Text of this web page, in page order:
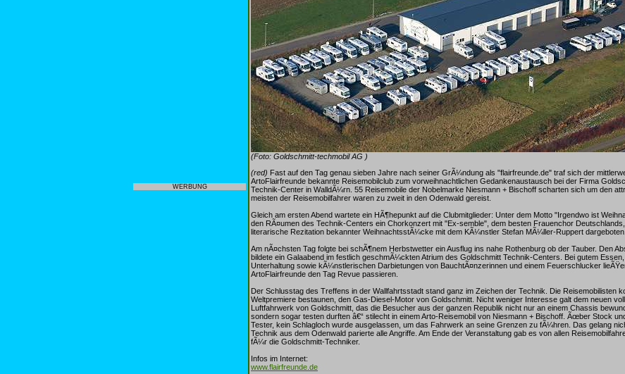
WERBUNG
(Foto: Goldschmitt-techmobil AG )
(red) Fast auf den Tag genau sieben Jahre nach seiner GrÃ¼ndung als "flairfreunde.de" traf sich der
ArtoFlairfreunde bekannte Reisemobilclub zum vorweihnachtlichen Gedankenaustausch bei der Firma
Technik-Center in WalldÃ¼rn. 55 Reisemobile der Nobelmarke Niesmann + Bischoff scharten sich um den
meisten der Reisemobilfahrer waren zu zweit in den Odenwald gereist.
Gleich am ersten Abend wartete ein HÃ¶hepunkt auf die Clubmitglieder: Unter dem Motto "Irgendwo ist
den RÃ¤umen des Technik-Centers ein Chorkonzert mit "Ex-semble", dem besten Frauenchor
literarische Rezitation bekannter WeihnachtsstÃ¼cke mit dem KÃ¼nstler Stefan MÃ¼ller-Ruppert dargeboten.
Am nÃ¤chsten Tag folgte bei schÃ¶nem Herbstwetter ein Ausflug ins nahe Rothenburg ob der Tauber. Den
bildete ein Galaabend im festlich geschmÃ¼ckten Atrium des Goldschmitt Technik-Centers. Bei gutem
Unterhaltung sowie kÃ¼nstlerischen Darbietungen von BauchtÃ¤nzerinnen und einem Feuerschlucker
ArtoFlairfreunde den Tag Revue passieren.
Der Schlusstag des Treffens in der Wallfahrtsstadt stand ganz im Zeichen der Technik. Die Reisemobilisten
Weltpremiere bestaunen, den Gas-Diesel-Motor von Goldschmitt. Nicht weniger Interesse galt dem neuen
Luftfahrwerk von Goldschmitt, das die Besucher aus der ganzen Republik nicht nur an einem Chassis
sondern sogar testen durften â€“ stilecht in einem Arto-Reisemobil von Niesmann + Bischoff. Ãœber Stock
Tester, kein Schlagloch wurde ausgelassen, um das Fahrwerk an seine Grenzen zu fÃ¼hren. Das gelang
Technik aus dem Odenwald parierte alle Angriffe. Am Ende der Veranstaltung gab es von allen
fÃ¼r die Goldschmitt-Techniker.
Infos im Internet:
www.flairfreunde.de